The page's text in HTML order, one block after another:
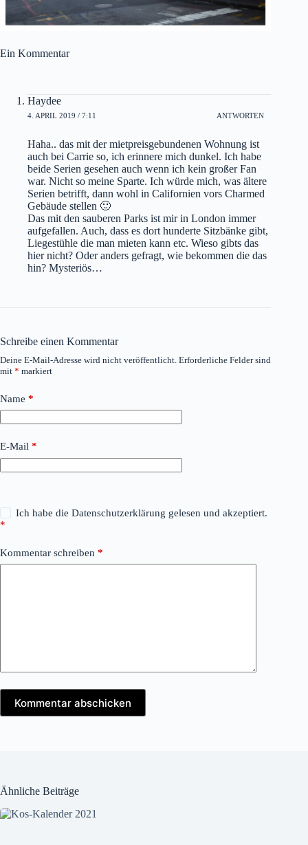
Ein Kommentar
Haydee
4. APRIL 2019 / 7:11 ANTWORTEN
Haha.. das mit der mietpreisgebundenen Wohnung ist
auch bei Carrie so, ich erinnere mich dunkel. Ich habe
beide Serien gesehen auch wenn ich kein großer Fan
war. Nicht so meine Sparte. Ich würde mich, was ältere
Serien betrifft, dann wohl in Californien vors Charmed
Gebäude stellen 🙂
Das mit den sauberen Parks ist mir in London immer
aufgefallen. Auch, dass es dort hunderte Sitzbänke gibt,
Liegestühle die man mieten kann etc. Wieso gibts das
hier nicht? Oder anders gefragt, wie bekommen die das
hin? Mysteriös…
Schreibe einen Kommentar
Deine E-Mail-Adresse wird nicht veröffentlicht. Erforderliche Felder sind
mit * markiert
Name *
E-Mail *
Ich habe die Datenschutzerklärung gelesen und akzeptiert.
*
Kommentar schreiben *
Kommentar abschicken
Ähnliche Beiträge